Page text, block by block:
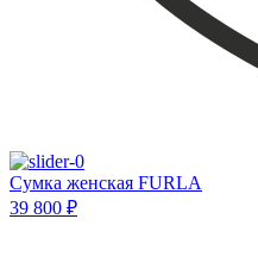
Сумка женская FURLA
39 800 ₽